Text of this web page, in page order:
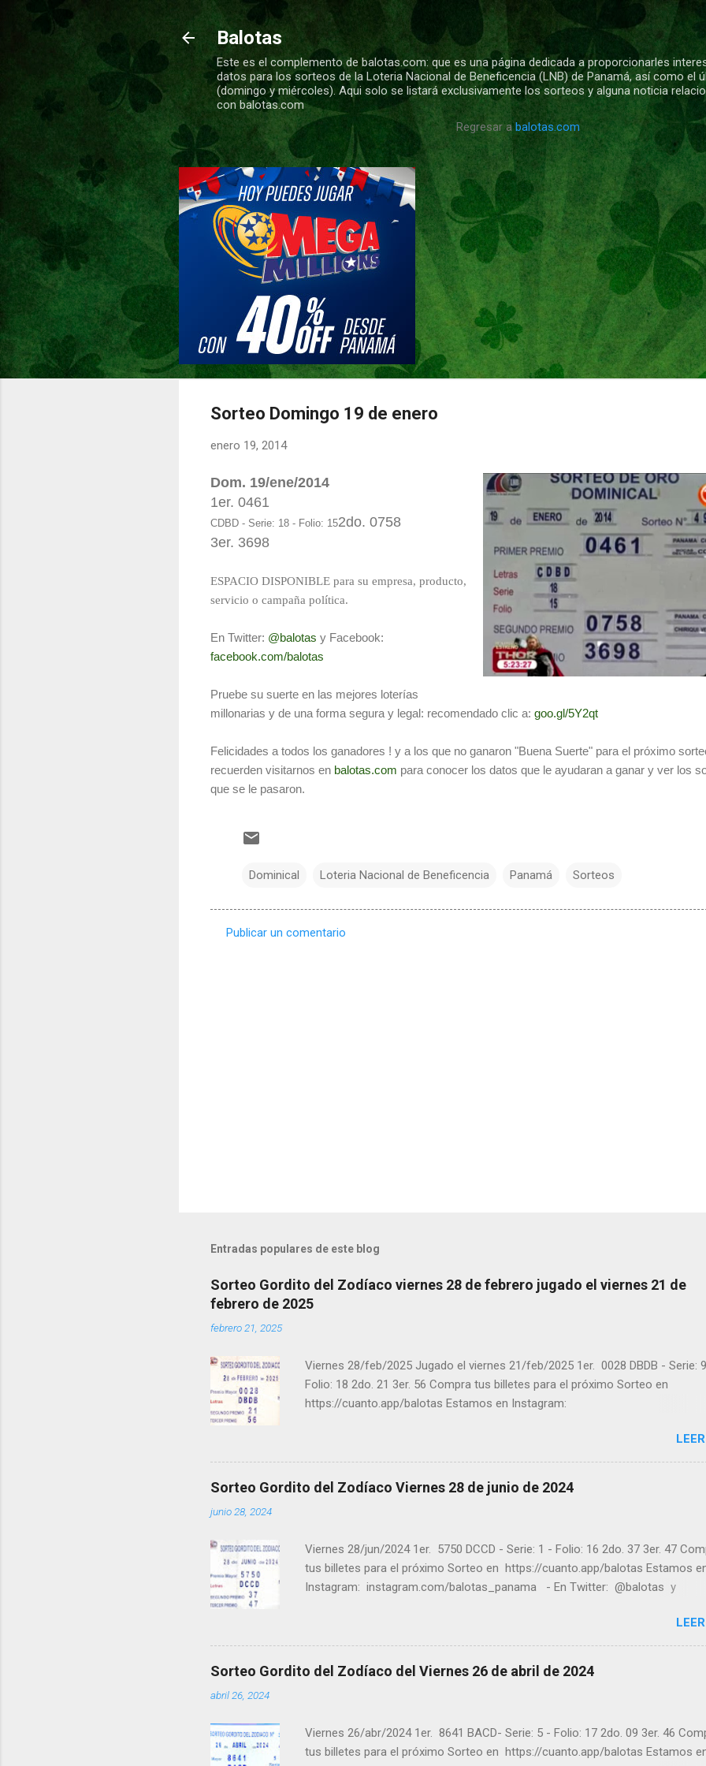
Ir al contenido principal
Balotas
Este es el complemento de balotas.com: que es una página dedicada a proporcionarles
datos para los sorteos de la Loteria Nacional de Beneficencia (LNB) de Panamá, así como el
(domingo y miércoles). Aqui solo se listará exclusivamente los sorteos y alguna noticia
con balotas.com
Regresar abalotas.com
Sorteo Domingo 19 de enero
enero 19, 2014
Dom. 19/ene/2014
1er. 0461
CDBD - Serie: 18 - Folio: 152do. 0758
3er. 3698
ESPACIO DISPONIBLE para su empresa, producto,
servicio o campaña política.
En Twitter: @balotas y Facebook:
facebook.com/balotas
Pruebe su suerte en las mejores loterías
millonarias y de una forma segura y legal: recomendado clic a: goo.gl/5Y2qt
Felicidades a todos los ganadores ! y a los que no ganaron "Buena Suerte" para el próximo
recuerden visitarnos en balotas.com para conocer los datos que le ayudaran a ganar y ver los
que se le pasaron.
Dominical Loteria Nacional de Beneficencia Panamá Sorteos
Publicar un comentario
Entradas populares de este blog
Sorteo Gordito del Zodíaco viernes 28 de febrero jugado el viernes 21 de
febrero de 2025
febrero 21, 2025
Viernes 28/feb/2025 Jugado el viernes 21/feb/2025 1er. 0028 DBDB - Serie:
Folio: 18 2do. 21 3er. 56 Compra tus billetes para el próximo Sorteo en
https://cuanto.app/balotas Estamos en Instagram:
facebook.com/balotas Pruebe su suerte en las mejores loterías millonarias
una forma segura y legal recomendado clic a: goo.gl/5Y2qt Felicidades a
los ganadores ! y a los que no ganaron "Buena Suerte" para el próximo
recuerden visitarnos en balotas.com para conocer los datos que le
Sorteo Gordito del Zodíaco Viernes 28 de junio de 2024
junio 28, 2024
Viernes 28/jun/2024 1er. 5750 DCCD - Serie: 1 - Folio: 16 2do. 37 3er. 47
tus billetes para el próximo Sorteo en https://cuanto.app/balotas Estamos
Instagram: instagram.com/balotas_panama - En Twitter: @balotas y
millonarias y de una forma segura y legal recomendado clic a: goo.gl/5Y2qt
Felicidades a todos los ganadores ! y a los que no ganaron "Buena Suerte"
próximo sorteo, recuerden visitarnos en balotas.com para conocer los
Sorteo Gordito del Zodíaco del Viernes 26 de abril de 2024
abril 26, 2024
Viernes 26/abr/2024 1er. 8641 BACD- Serie: 5 - Folio: 17 2do. 09 3er. 46
tus billetes para el próximo Sorteo en https://cuanto.app/balotas Estamos